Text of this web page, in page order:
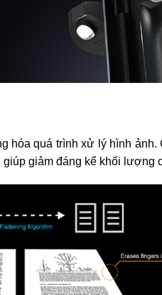
hóa quá trình xử lý hình
giảm đáng kể khối lượng